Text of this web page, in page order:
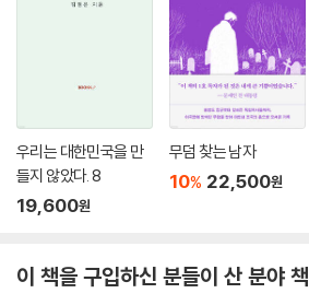
우리는 대한민국을 만
들지 않았다. 8
19,600원
무덤 찾는 남자
10% 22,500원
이 책을 구입하신 분들이 산 분야 책